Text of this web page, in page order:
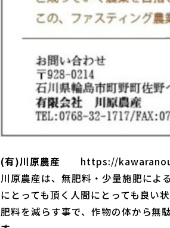
(有)川原農産
https://
川原農産は、無肥料・少量施肥によ
にとっても頂く人間にとっても良い
肥料を減らす事で、作物の体から無